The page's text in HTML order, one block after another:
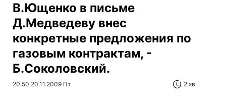
В.Ющенко в письме
Д.Медведеву внес
конкретные предложения по
газовым контрактам, -
Б.Соколовский.
20:50 20.11.2009 Пт 2 хв